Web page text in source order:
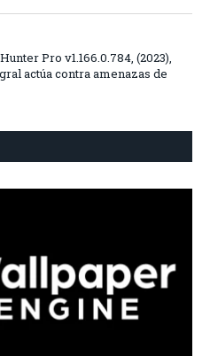
Pro v1.166.0.784, (2023),
actúa contra amenazas de